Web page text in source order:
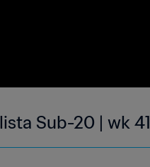
Sub-20 | wk 41